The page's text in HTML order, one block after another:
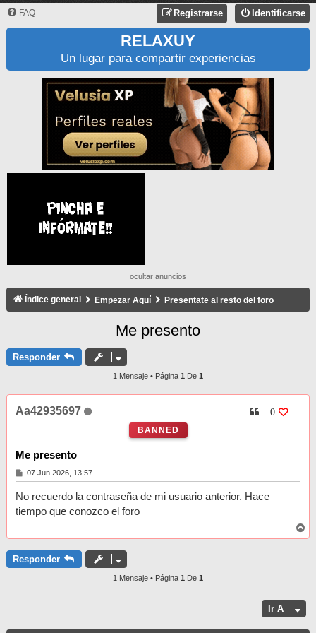
FAQ Identificarse
Registrarse
RELAXUY
Un lugar para compartir experiencias
ocultar anuncios
Índice general Empezar Aquí Presentate al resto del foro
Me presento
Responder
1 Mensaje • Página 1 De 1
Aa42935697
BANNED
Me presento
0
M
e
s
a
j
07 Jun 2026, 13:57
No recuerdo la contraseña de mi usuario anterior. Hace
tiempo que conozco el foro
r
Responder
1 Mensaje • Página 1 De 1
Ir A